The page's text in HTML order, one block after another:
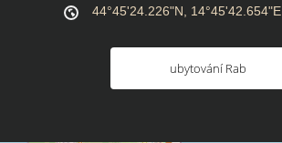
44°45'24.226"N, 14°45'42.654"E
ubytování Rab